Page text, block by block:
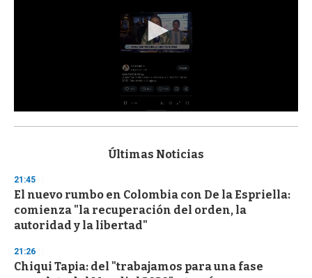
s
d
s
o
f
3
s
e
c
Últimas Noticias
21:45
El nuevo rumbo en Colombia con De la Espriella:
comienza "la recuperación del orden, la
autoridad y la libertad"
21:26
Chiqui Tapia: del "trabajamos para una fase